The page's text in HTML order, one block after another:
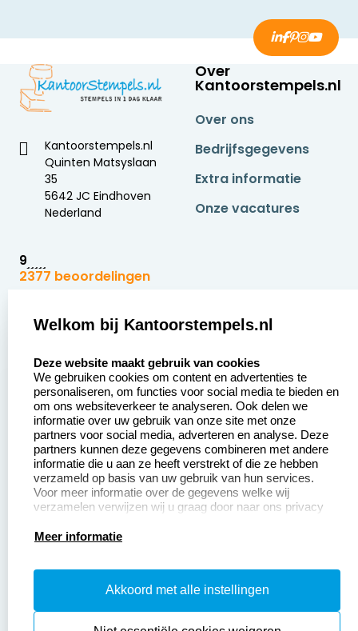
Kantoorstempels.nl
Quinten Matsyslaan
35
5642 JC Eindhoven
Nederland
9
2377 beoordelingen
Over
Kantoorstempels.nl
Over ons
Bedrijfsgegevens
Extra informatie
Onze vacatures
Zakelijk:
Aanvraag op maat
Betaling &
Verzending
Wederverkoper
worden
Sale
Klantenservice:
Contact opnemen
Veel gestelde vragen
Retourneren
Herroepingsrecht
Productinformatie:
Instructiepagina
Welkom bij Kantoorstempels.nl
Deze website maakt gebruik van cookies
We gebruiken cookies om content en advertenties te
personaliseren, om functies voor social media te bieden en
om ons websiteverkeer te analyseren. Ook delen we
informatie over uw gebruik van onze site met onze
partners voor social media, adverteren en analyse. Deze
partners kunnen deze gegevens combineren met andere
informatie die u aan ze heeft verstrekt of die ze hebben
verzameld op basis van uw gebruik van hun services.
Voor meer informatie over de gegevens welke wij
verzamelen verwijzen wij u graag door naar ons privacy
Meer informatie
Akkoord met alle instellingen